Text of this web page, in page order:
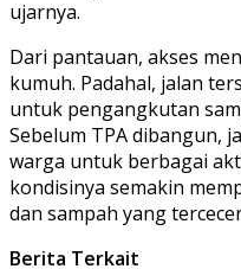
ujarnya.
Dari pantauan, akses
kumuh. Padahal, jalan
untuk pengangkutan
Sebelum TPA dibangun,
warga untuk berbagai
kondisinya semakin
dan sampah yang
Berita Terkait